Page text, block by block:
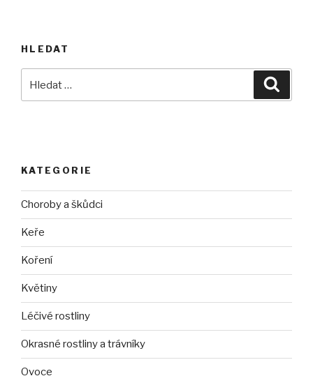
HLEDAT
KATEGORIE
Choroby a škůdci
Keře
Koření
Květiny
Léčivé rostliny
Okrasné rostliny a trávníky
Ovoce